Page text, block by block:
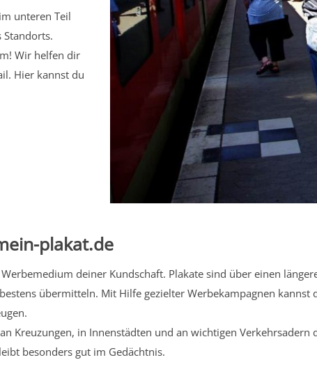
unteren Teil
Wir helfen dir
Hier kannst du
plakat.de
deiner Kundschaft. Plakate sind über einen
übermitteln. Mit Hilfe gezielter Werbekampagnen
Kreuzungen, in Innenstädten und an wichtigen
besonders gut im Gedächtnis.